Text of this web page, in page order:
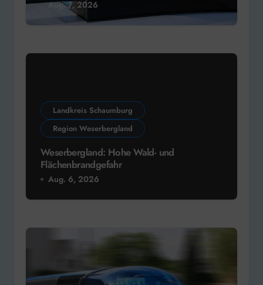
Aug. 7, 2026
Landkreis Schaumburg
Region Weserbergland
Weserbergland: Hohe Wald- und
Flächenbrandgefahr
Aug. 6, 2026